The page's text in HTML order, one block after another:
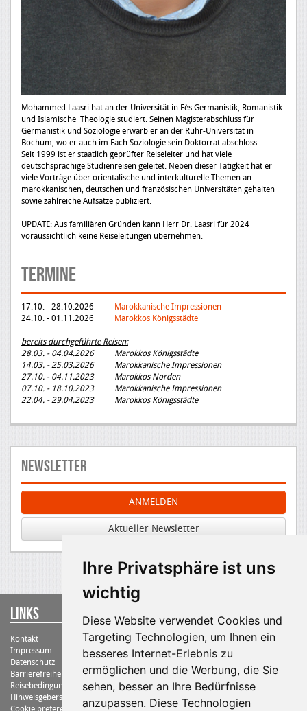
Ihre Privatsphäre ist uns
wichtig
Diese Website verwendet Cookies und
Targeting Technologien, um Ihnen ein
besseres Internet-Erlebnis zu
ermöglichen und die Werbung, die Sie
sehen, besser an Ihre Bedürfnisse
anzupassen. Diese Technologien
Mohammed Laasri hat an der Universität in Fès Germanistik, Romanistik
und Islamische Theologie studiert. Seinen Magisterabschluss für
Germanistik und Soziologie erwarb er an der Ruhr-Universität in
Bochum, wo er auch im Fach Soziologie sein Doktorrat abschloss.
Seit 1999 ist er staatlich geprüfter Reiseleiter und hat viele
deutschsprachige Studienreisen geleitet. Neben dieser Tätigkeit hat er
viele Vorträge über orientalische und interkulturelle Themen an
marokkanischen, deutschen und französischen Universitäten gehalten
sowie zahlreiche Aufsätze publiziert.
UPDATE: Aus familiären Gründen kann Herr Dr. Laasri für 2024
voraussichtlich keine Reiseleitungen übernehmen.
Termine
17.10. - 28.10.2026
Marokkanische Impressionen
24.10. - 01.11.2026
Marokkos Königsstädte
bereits durchgeführte Reisen:
28.03. - 04.04.2026 Marokkos Königsstädte
14.03. - 25.03.2026 Marokkanische Impressionen
27.10. - 04.11.2023 Marokkos Norden
07.10. - 18.10.2023 Marokkanische Impressionen
22.04. - 29.04.2023 Marokkos Königsstädte
Newsletter
ANMELDEN
Aktueller Newsletter
Links
Kontakt
Impressum
Datenschutz
Barrierefreiheit
Reisebedingungen
Hinweisgebersystem
Cookie preferences